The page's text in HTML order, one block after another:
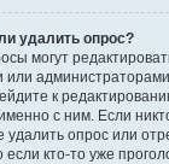
удалить опрос?
могут
или
к
с ним. Если
удалить опрос или
кто-то уже